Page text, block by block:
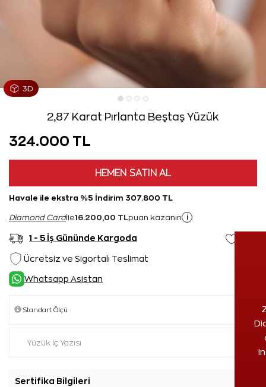
2,87 Karat Pırlanta Beştaş Yüzük
324.000 TL
HEMEN SATIN AL
Havale ile ekstra %5 İndirim 307.800 TL
Diamond Cardile16.200,00 TL puan kazanın i
1 - 5 İş Gününde Kargoda
Ücretsiz ve Sigortalı Teslimat
Whatsapp Asistan
Sertifika Bilgileri